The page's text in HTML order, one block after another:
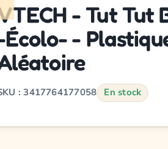
- Tut Tut
-
: 3417764177058 En stock